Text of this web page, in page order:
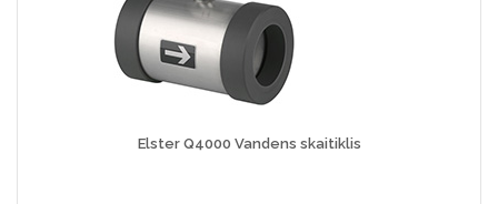
Elster Q4000 Vandens skaitiklis